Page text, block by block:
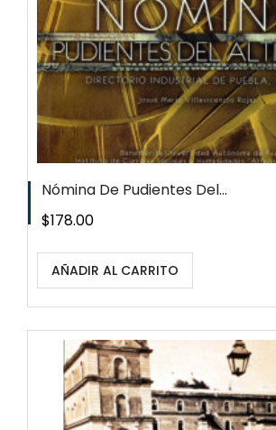
Nómina De Pudientes Del...
Precio
$178.00
AÑADIR AL CARRITO